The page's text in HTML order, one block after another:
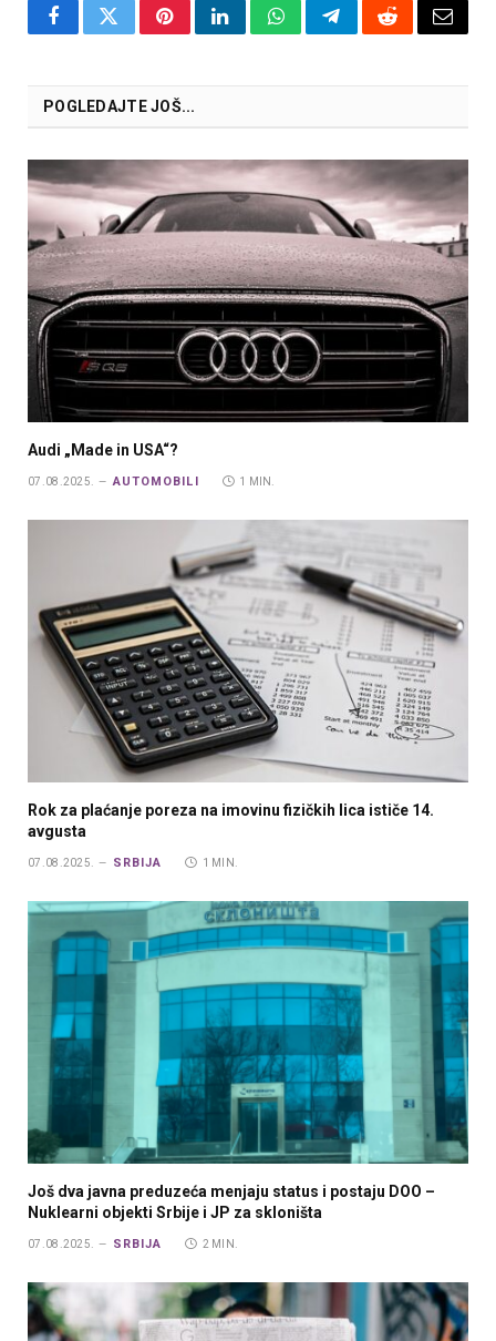
FacebookTwitterPinterestLinkedInWhatsAppTelegramRedditEmail
POGLEDAJTE JOŠ...
Audi „Made in USA“?
07.08.2025. AUTOMOBILI 1 MIN.
Rok za plaćanje poreza na imovinu fizičkih lica ističe 14.
avgusta
07.08.2025. SRBIJA 1 MIN.
Još dva javna preduzeća menjaju status i postaju DOO –
Nuklearni objekti Srbije i JP za skloništa
07.08.2025. SRBIJA 2 MIN.